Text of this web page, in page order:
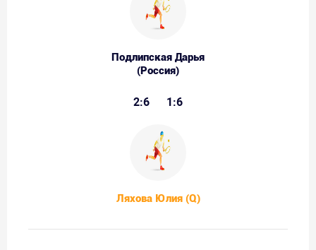
Подлипская Дарья
(Россия)
2:6 1:6
Ляхова Юлия (Q)